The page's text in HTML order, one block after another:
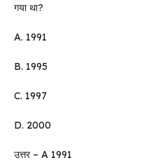
गया था?
A. 1991
B. 1995
C. 1997
D. 2000
उत्तर – A 1991